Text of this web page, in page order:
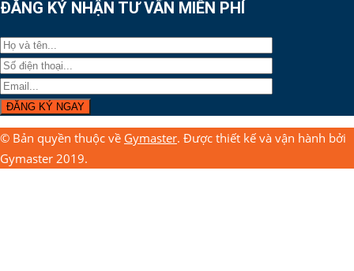
ĐĂNG KÝ NHẬN TƯ VẤN MIỄN PHÍ
© Bản quyền thuộc về Gymaster. Được thiết kế và vận hành bởi
Gymaster 2019.